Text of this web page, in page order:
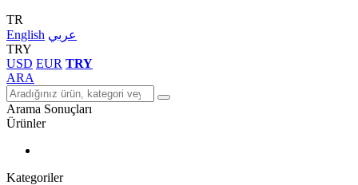
TR
English عربي
TRY
USD EUR TRY
ARA
Arama Sonuçları
Ürünler
Kategoriler